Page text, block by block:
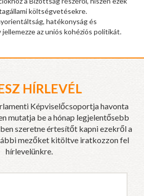
költségvetésekre.
hatékonyság és
az uniós kohéziós politikát.
HÍRLEVÉL
Képviselőcsoportja havonta
mutatja be a hónap legjelentősebb
szeretne értesítőt kapni ezekről a
mezőket kitöltve iratkozzon fel
hírlevelünkre.